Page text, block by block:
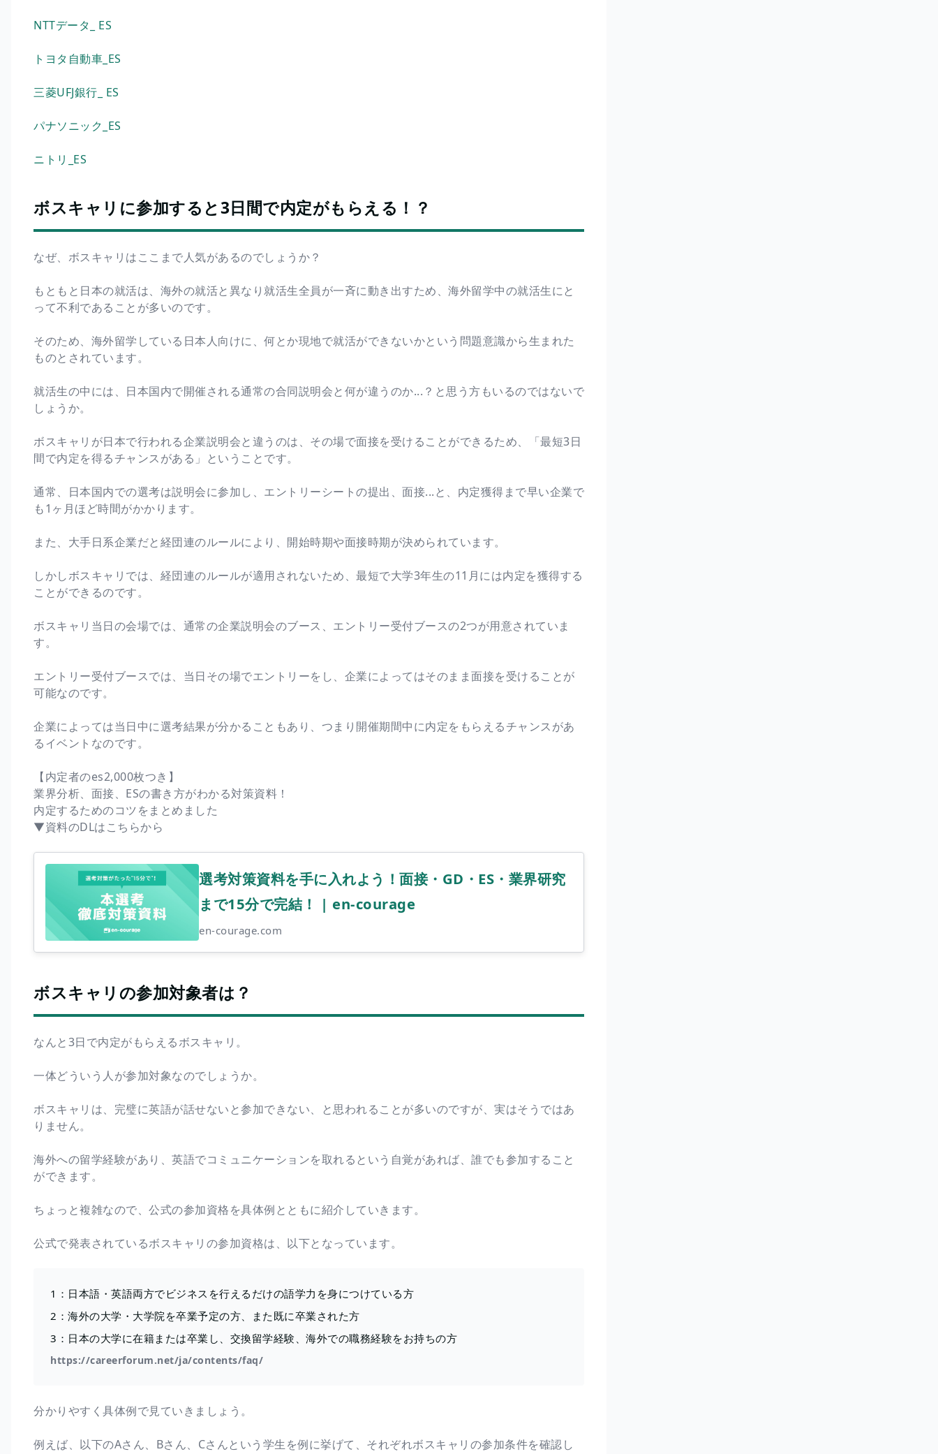
NTTデータ_ ES
トヨタ自動車_ES
三菱UFJ銀行_ ES
パナソニック_ES
ニトリ_ES
ボスキャリに参加すると3日間で内定がもらえる！？
なぜ、ボスキャリはここまで人気があるのでしょうか？
もともと日本の就活は、海外の就活と異なり就活生全員が一斉に動き出すため、海外留学中の就活生にと
って不利であることが多いのです。
そのため、海外留学している日本人向けに、何とか現地で就活ができないかという問題意識から生まれた
ものとされています。
就活生の中には、日本国内で開催される通常の合同説明会と何が違うのか...？と思う方もいるのではないで
しょうか。
ボスキャリが日本で行われる企業説明会と違うのは、その場で面接を受けることができるため、「最短3日
間で内定を得るチャンスがある」ということです。
通常、日本国内での選考は説明会に参加し、エントリーシートの提出、面接...と、内定獲得まで早い企業で
も1ヶ月ほど時間がかかります。
また、大手日系企業だと経団連のルールにより、開始時期や面接時期が決められています。
しかしボスキャリでは、経団連のルールが適用されないため、最短で大学3年生の11月には内定を獲得する
ことができるのです。
ボスキャリ当日の会場では、通常の企業説明会のブース、エントリー受付ブースの2つが用意されていま
す。
エントリー受付ブースでは、当日その場でエントリーをし、企業によってはそのまま面接を受けることが
可能なのです。
企業によっては当日中に選考結果が分かることもあり、つまり開催期間中に内定をもらえるチャンスがあ
るイベントなのです。
【内定者のes2,000枚つき】
業界分析、面接、ESの書き方がわかる対策資料！
内定するためのコツをまとめました
▼資料のDLはこちらから
選考対策資料を手に入れよう！面接・GD・ES・業界研究
まで15分で完結！ | en-courage
en-courage.com
ボスキャリの参加対象者は？
なんと3日で内定がもらえるボスキャリ。
一体どういう人が参加対象なのでしょうか。
ボスキャリは、完璧に英語が話せないと参加できない、と思われることが多いのですが、実はそうではあ
りません。
海外への留学経験があり、英語でコミュニケーションを取れるという自覚があれば、誰でも参加すること
ができます。
ちょっと複雑なので、公式の参加資格を具体例とともに紹介していきます。
公式で発表されているボスキャリの参加資格は、以下となっています。
1：日本語・英語両方でビジネスを行えるだけの語学力を身につけている方
2：海外の大学・大学院を卒業予定の方、また既に卒業された方
3：日本の大学に在籍または卒業し、交換留学経験、海外での職務経験をお持ちの方
https://careerforum.net/ja/contents/faq/
分かりやすく具体例で見ていきましょう。
例えば、以下のAさん、Bさん、Cさんという学生を例に挙げて、それぞれボスキャリの参加条件を確認し